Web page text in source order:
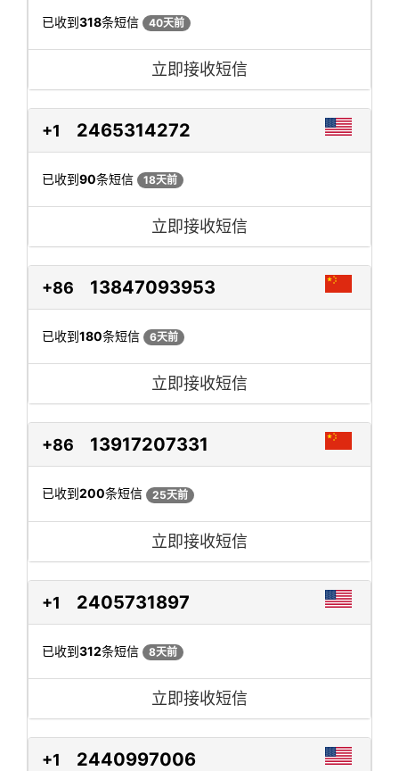
已收到318条短信 40天前
立即接收短信
+1 2465314272
已收到90条短信 18天前
立即接收短信
+86 13847093953
已收到180条短信 6天前
立即接收短信
+86 13917207331
已收到200条短信 25天前
立即接收短信
+1 2405731897
已收到312条短信 8天前
立即接收短信
+1 2440997006